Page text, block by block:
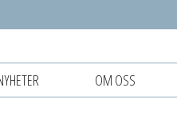
OM OSS